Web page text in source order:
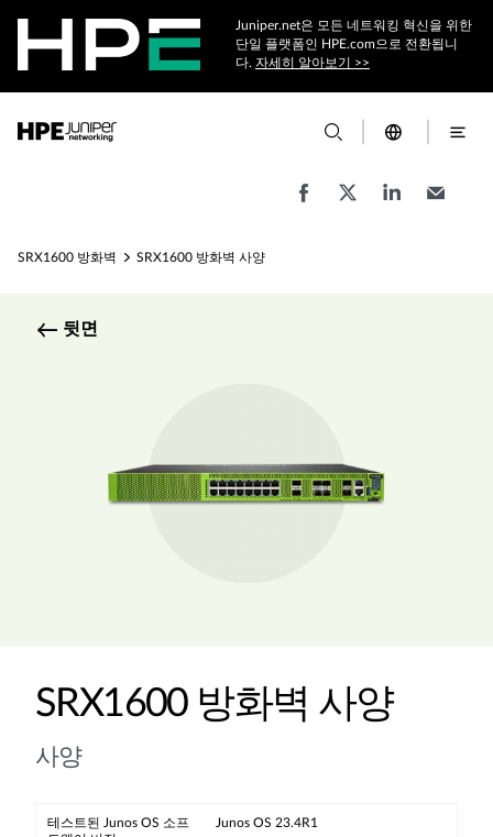
Juniper.net은 모든 네트워킹 혁신을 위한
단일 플랫폼인 HPE.com으로 전환됩니
다. 자세히 알아보기 >>
SRX1600 방화벽 SRX1600 방화벽 사양
뒷면
SRX1600 방화벽 사양
사양
테스트된 Junos OS 소프
Junos OS 23.4R1